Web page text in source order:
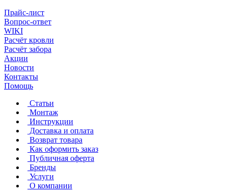
Прайс-лист
Вопрос-ответ
WIKI
Расчёт кровли
Расчёт забора
Акции
Новости
Контакты
Помощь
Статьи
Монтаж
Инструкции
Доставка и оплата
Возврат товара
Как оформить заказ
Публичная оферта
Бренды
Услуги
О компании